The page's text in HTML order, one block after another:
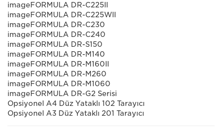
imageFORMULA DR-C225II
imageFORMULA DR-C225WII
imageFORMULA DR-C230
imageFORMULA DR-C240
imageFORMULA DR-S150
imageFORMULA DR-M140
imageFORMULA DR-M160II
imageFORMULA DR-M260
imageFORMULA DR-M1060
imageFORMULA DR-G2 Serisi
Opsiyonel A4 Düz Yataklı 102 Tarayıcı
Opsiyonel A3 Düz Yataklı 201 Tarayıcı